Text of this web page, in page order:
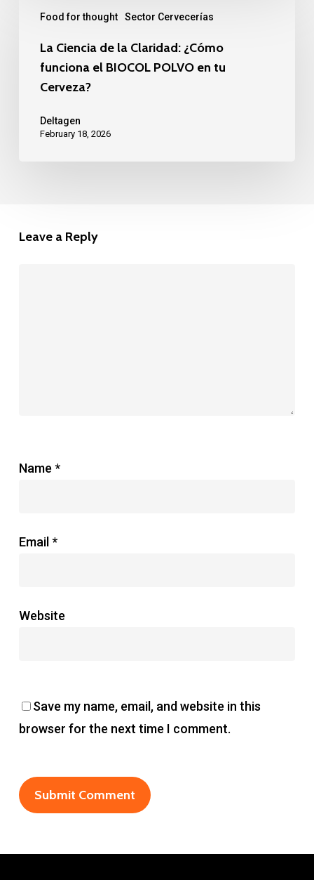
Siempre
Food for thought Sector Cervecerías
Ciencia
Claridad:
¿Cómo
funciona
La Ciencia de la Claridad: ¿Cómo
funciona el BIOCOL POLVO en tu
Cerveza?
Deltagen
February 18, 2026
Leave a Reply
Name *
Email*
Website
Save my name, email, and website in this
browser for the next time I comment.